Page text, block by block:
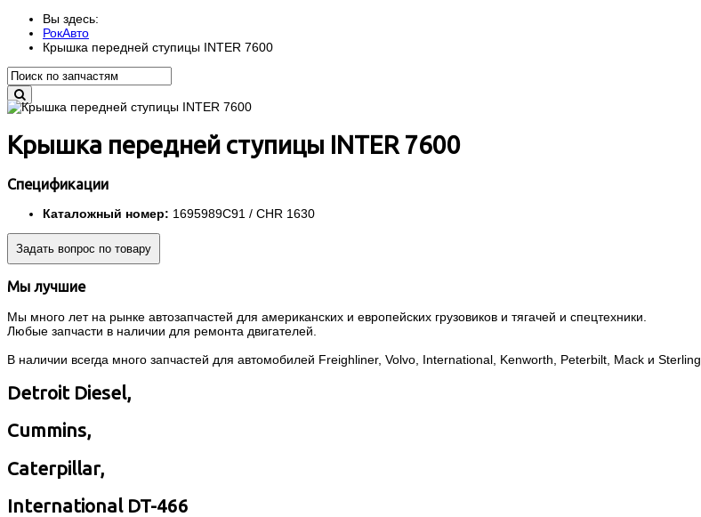
Вы здесь:
РокАвто
Крышка передней ступицы INTER 7600
Крышка передней ступицы INTER 7600
Спецификации
Каталожный номер: 1695989C91 / CHR 1630
Задать вопрос по товару
Мы лучшие
Мы много лет на рынке автозапчастей для американских и европейских грузовиков и тягачей и спецтехники.
Любые запчасти в наличии для ремонта двигателей.
В наличии всегда много запчастей для автомобилей Freighliner, Volvo, International, Kenworth, Peterbilt, Mack и Sterling.
Detroit Diesel,
Cummins,
Caterpillar,
International DT-466